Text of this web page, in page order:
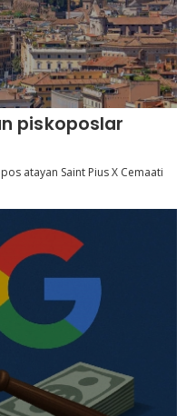
piskoposlar
atayan Saint Pius X Cemaati